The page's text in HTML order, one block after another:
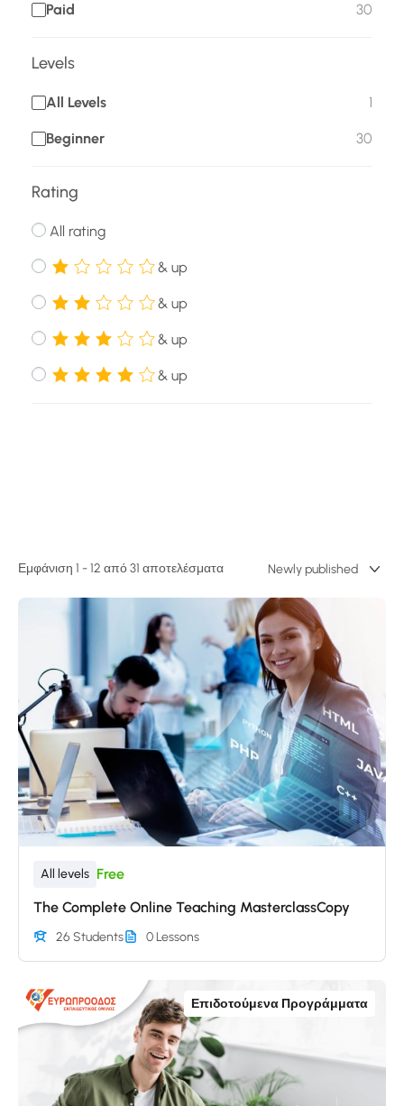
Paid 30
Levels
All Levels 1
Beginner 30
Rating
All rating
& up
& up
& up
& up
Εμφάνιση 1 - 12 από 31 αποτελέσματα
All levels Free
The Complete Online Teaching MasterclassCopy
26 Students 0 Lessons
Επιδοτούμενα Προγράμματα